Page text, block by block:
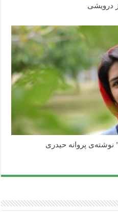
درویشی
نوشته‌ی پروانه حیدری